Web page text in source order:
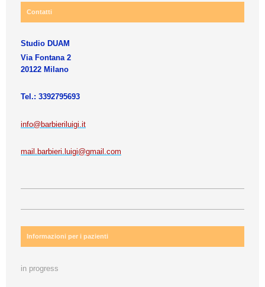
Contatti
Studio DUAM
Via Fontana 2
20122 Milano
Tel.: 3392795693
info@barbieriluigi.it
mail.barbieri.luigi@gmail.com
Informazioni per i pazienti
in progress